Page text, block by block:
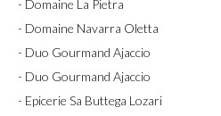
- Domaine La Pietra
- Domaine Navarra Oletta
- Duo Gourmand Ajaccio
- Duo Gourmand Ajaccio
- Epicerie Sa Buttega Lozari